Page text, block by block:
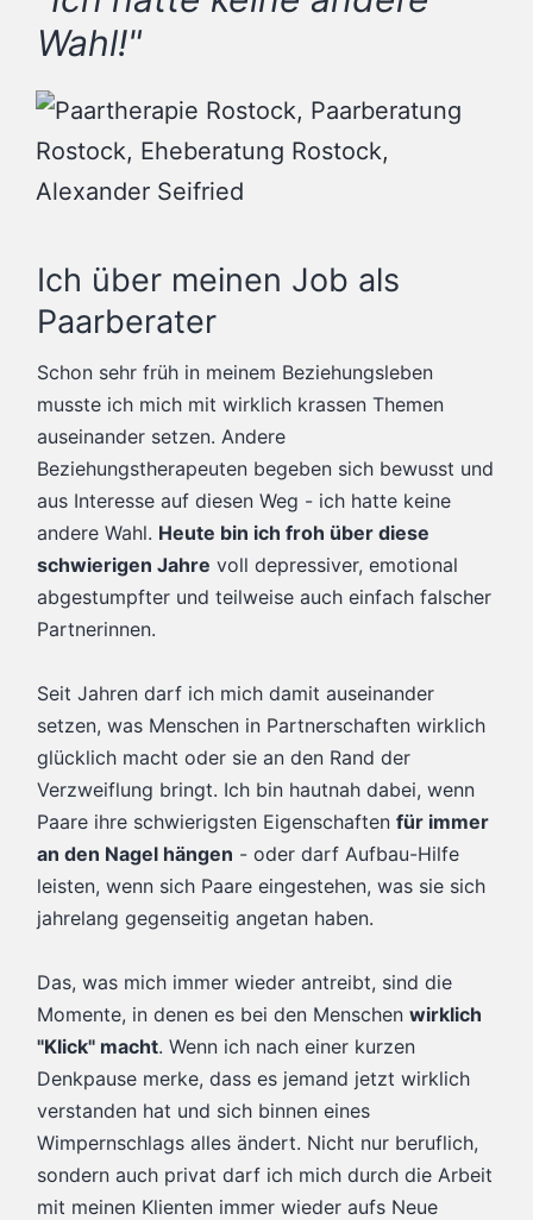
Wahl!"
Ich über meinen Job als
Paarberater
Schon sehr früh in meinem Beziehungsleben
musste ich mich mit wirklich krassen Themen
auseinander setzen. Andere
Beziehungstherapeuten begeben sich bewusst und
aus Interesse auf diesen Weg - ich hatte keine
andere Wahl. Heute bin ich froh über diese
schwierigen Jahre voll depressiver, emotional
abgestumpfter und teilweise auch einfach falscher
Partnerinnen.
Seit Jahren darf ich mich damit auseinander
setzen, was Menschen in Partnerschaften wirklich
glücklich macht oder sie an den Rand der
Verzweiflung bringt. Ich bin hautnah dabei, wenn
Paare ihre schwierigsten Eigenschaften für immer
an den Nagel hängen - oder darf Aufbau-Hilfe
leisten, wenn sich Paare eingestehen, was sie sich
jahrelang gegenseitig angetan haben.
Das, was mich immer wieder antreibt, sind die
Momente, in denen es bei den Menschen wirklich
"Klick" macht. Wenn ich nach einer kurzen
Denkpause merke, dass es jemand jetzt wirklich
verstanden hat und sich binnen eines
Wimpernschlags alles ändert. Nicht nur beruflich,
sondern auch privat darf ich mich durch die Arbeit
mit meinen Klienten immer wieder aufs Neue